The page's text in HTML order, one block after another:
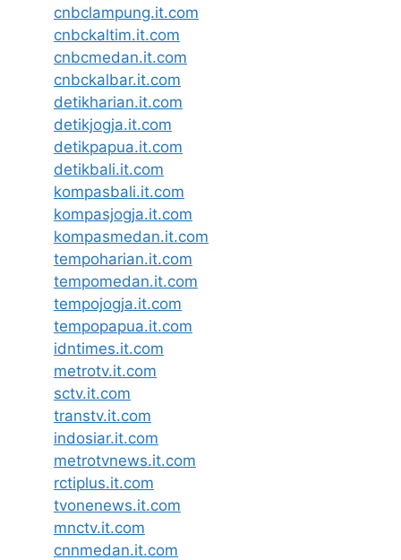
cnbclampung.it.com
cnbckaltim.it.com
cnbcmedan.it.com
cnbckalbar.it.com
detikharian.it.com
detikjogja.it.com
detikpapua.it.com
detikbali.it.com
kompasbali.it.com
kompasjogja.it.com
kompasmedan.it.com
tempoharian.it.com
tempomedan.it.com
tempojogja.it.com
tempopapua.it.com
idntimes.it.com
metrotv.it.com
sctv.it.com
transtv.it.com
indosiar.it.com
metrotvnews.it.com
rctiplus.it.com
tvonenews.it.com
mnctv.it.com
cnnmedan.it.com